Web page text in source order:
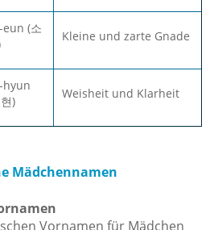
eun (소
Kleine und zarte Gnade
hyun
)
Weisheit und Klarheit
Mädchennamen
Vornamen für Mädchen